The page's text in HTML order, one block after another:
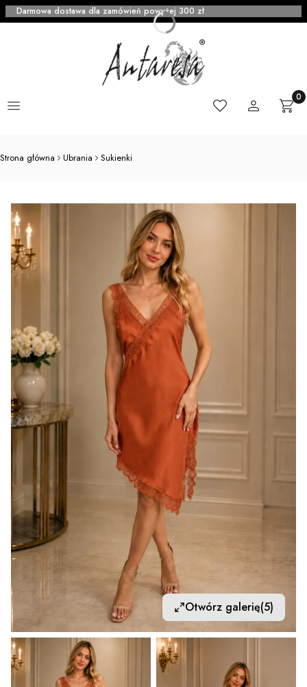
Darmowa dostawa dla zamówień powyżej 300 zł
Menu UlubioneZaloguj się
Strona główna Ubrania Sukienki
Otwórz galerię(5)